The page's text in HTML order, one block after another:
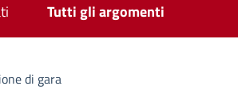
Tutti gli argomenti
di gara